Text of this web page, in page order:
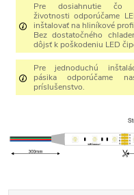
Pre dosiahnutie čo
životnosti odporúčame
inštalovať na hliníkové
Bez dostatočného
dôjsť k poškodeniu LED
Pre jednoduchú
pásika odporúčame
príslušenstvo.